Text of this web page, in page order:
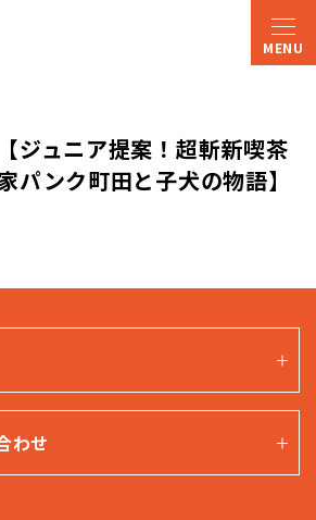
ジュニア提案！超斬新喫茶
パンク町田と子犬の物語】
わせ